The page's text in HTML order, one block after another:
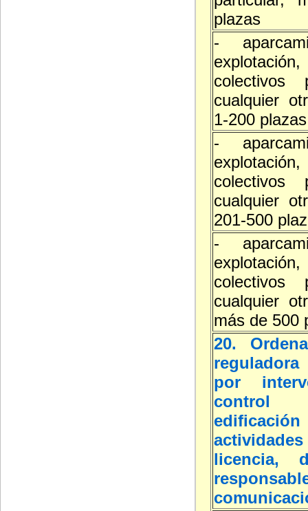
plazas
-
colectivos
cualquier
1-200 plazas
-
colectivos
cualquier
201-500
-
colectivos
cualquier
más de 500
20.
por
licencia,